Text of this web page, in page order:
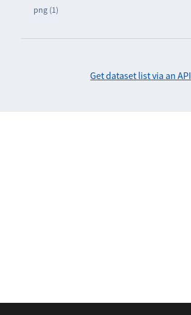
png (1)
Get dataset list via an API